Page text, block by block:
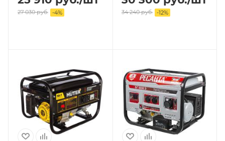
27 030руб. -4% 34 240руб. -12%